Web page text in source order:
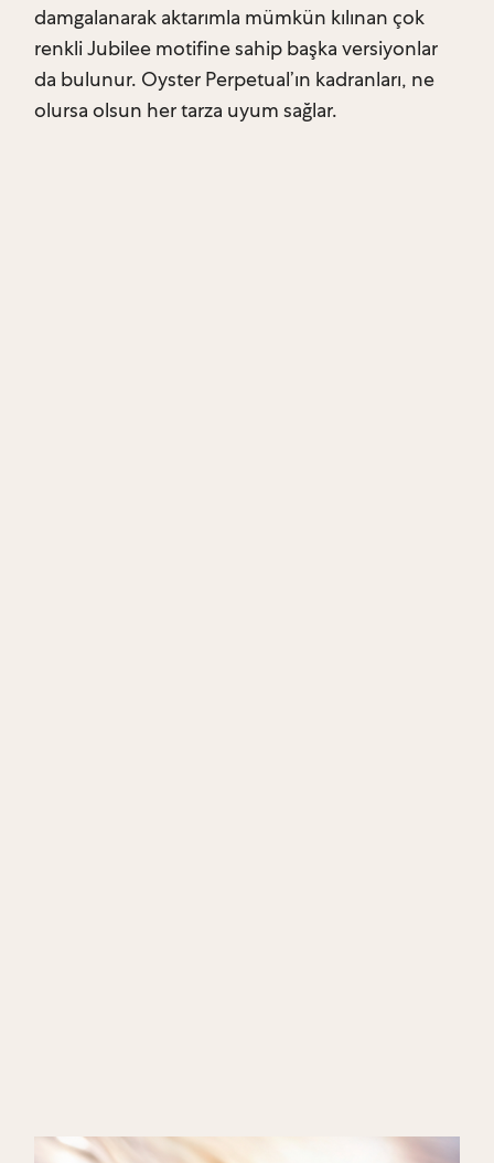
damgalanarak aktarımla mümkün kılınan çok
renkli Jubilee motifine sahip başka versiyonlar
da bulunur. Oyster Perpetual’ın kadranları, ne
olursa olsun her tarza uyum sağlar.